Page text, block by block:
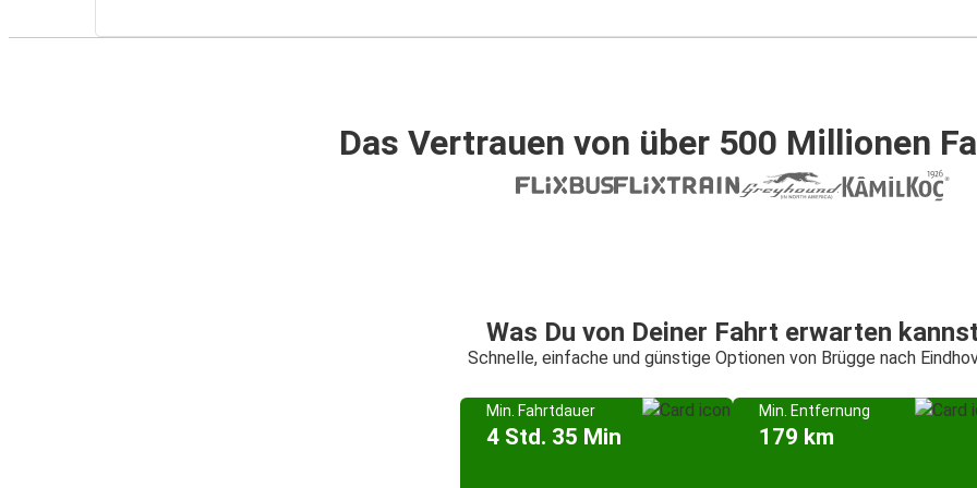
Das Vertrauen von über 500 Millionen
Was Du von Deiner Fahrt erwarten kannst
Schnelle, einfache und günstige Optionen von Brügge nach
Min. Fahrtdauer
4 Std. 35 Min
Min. Entfernung
179 km